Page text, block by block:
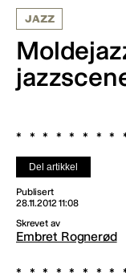
JAZZ
Del artikkel
Publisert
28.11.2012 11:08
Skrevet av
Embret Rognerød